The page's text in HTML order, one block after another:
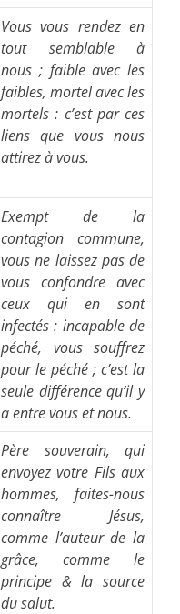
Vous vous rendez en
tout semblable à
nous ; faible avec les
faibles, mortel avec les
mortels : c’est par ces
liens que vous nous
attirez à vous.
Exempt de la
contagion commune,
vous ne laissez pas de
vous confondre avec
ceux qui en sont
infectés : incapable de
péché, vous souffrez
pour le péché ; c’est la
seule différence qu’il y
a entre vous et nous.
Père souverain, qui
envoyez votre Fils aux
hommes, faites-nous
connaître Jésus,
comme l’auteur de la
grâce, comme le
principe & la source
du salut.